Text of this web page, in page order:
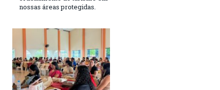
nossas áreas protegidas.